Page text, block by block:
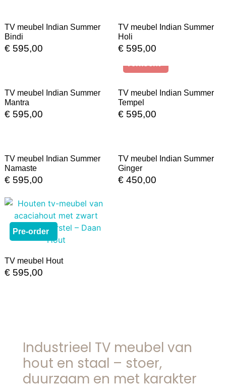
TV meubel Indian Summer
Bindi
€595,00
TV meubel Indian Summer
Holi
€ 595,00
TV meubel Indian Summer
Mantra
€595,00
TV meubel Indian Summer
Tempel
€ 595,00
TV meubel Indian Summer
Namaste
€595,00
TV meubel Indian Summer
Ginger
€ 450,00
Pre-order
TV meubel Hout
€595,00
Industrieel TV meubel van
hout en staal – stoer,
duurzaam en met karakter